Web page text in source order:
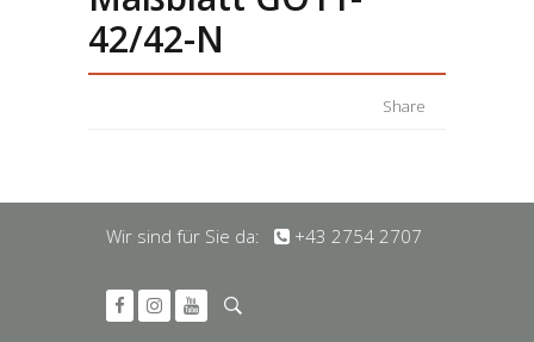
42/42-N
Share
Wir sind für Sie da: +43 2754 2707